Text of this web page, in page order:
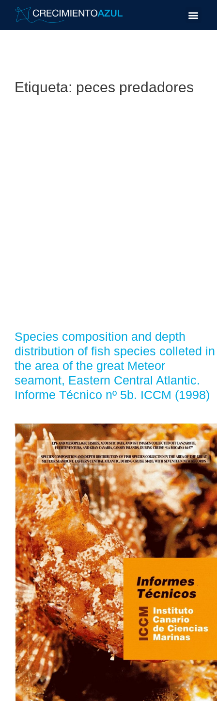
Etiqueta: peces predadores
Species composition and depth
distribution of fish species colleted in
the area of the great Meteor
seamont, Eastern Central Atlantic.
Informe Técnico nº 5b. ICCM (1998)